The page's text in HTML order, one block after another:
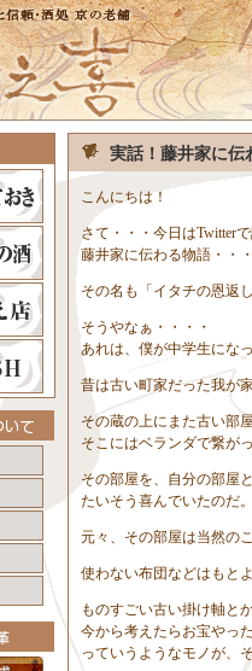
実話！藤井家に伝
こんにちは！
さて・・・今日はTwitter
藤井家に伝わる物語・・
その名も「イタチの恩返
そうやなぁ・・・・
あれは、僕が中学生にな
昔は古い町家だった我が
その蔵の上にまた古い部
そこにはベランダで繋が
その部屋を、自分の部屋
たいそう喜んでいたのだ
元々、その部屋は当然の
使わない布団などはもと
ものすごい古い掛け軸と
今から考えたらお宝やっ
っていうようなモノが、